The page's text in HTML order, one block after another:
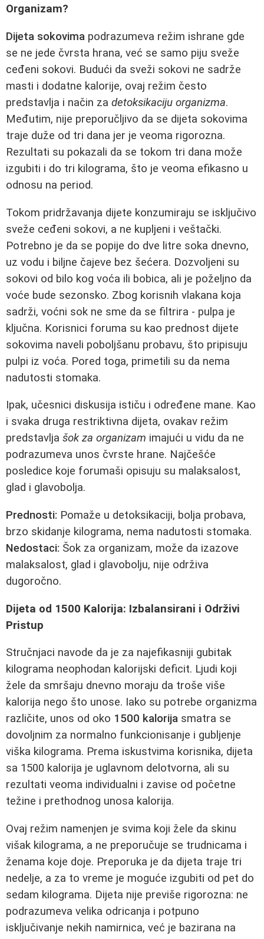
Organizam?
Dijeta sokovima podrazumeva režim ishrane gde
se ne jede čvrsta hrana, već se samo piju sveže
ceđeni sokovi. Budući da sveži sokovi ne sadrže
masti i dodatne kalorije, ovaj režim često
predstavlja i način za detoksikaciju organizma.
Međutim, nije preporučljivo da se dijeta sokovima
traje duže od tri dana jer je veoma rigorozna.
Rezultati su pokazali da se tokom tri dana može
izgubiti i do tri kilograma, što je veoma efikasno u
odnosu na period.
Tokom pridržavanja dijete konzumiraju se isključivo
sveže ceđeni sokovi, a ne kupljeni i veštački.
Potrebno je da se popije do dve litre soka dnevno,
uz vodu i biljne čajeve bez šećera. Dozvoljeni su
sokovi od bilo kog voća ili bobica, ali je poželjno da
voće bude sezonsko. Zbog korisnih vlakana koja
sadrži, voćni sok ne sme da se filtrira - pulpа je
ključna. Korisnici foruma su kao prednost dijete
sokovima naveli poboljšanu probavu, što pripisuju
pulpi iz voća. Pored toga, primetili su da nema
nadutosti stomaka.
Ipak, učesnici diskusija ističu i određene mane. Kao
i svaka druga restriktivna dijeta, ovakav režim
predstavlja šok za organizam imajući u vidu da ne
podrazumeva unos čvrste hrane. Najčešće
posledice koje forumaši opisuju su malaksalost,
glad i glavobolja.
Prednosti: Pomaže u detoksikaciji, bolja probava,
brzo skidanje kilograma, nema nadutosti stomaka.
Nedostaci: Šok za organizam, može da izazove
malaksalost, glad i glavobolju, nije održiva
dugoročno.
Dijeta od 1500 Kalorija: Izbalansirani i Održivi
Pristup
Stručnjaci navode da je za najefikasniji gubitak
kilograma neophodan kalorijski deficit. Ljudi koji
žele da smršaju dnevno moraju da troše više
kalorija nego što unose. Iako su potrebe organizma
različite, unos od oko 1500 kalorija smatra se
dovoljnim za normalno funkcionisanje i gubljenje
viška kilograma. Prema iskustvima korisnika, dijeta
sa 1500 kalorija je uglavnom delotvorna, ali su
rezultati veoma individualni i zavise od početne
težine i prethodnog unosa kalorija.
Ovaj režim namenjen je svima koji žele da skinu
višak kilograma, a ne preporučuje se trudnicama i
ženama koje doje. Preporuka je da dijeta traje tri
nedelje, a za to vreme je moguće izgubiti od pet do
sedam kilograma. Dijeta nije previše rigorozna: ne
podrazumeva velika odricanja i potpuno
isključivanje nekih namirnica, već je bazirana na